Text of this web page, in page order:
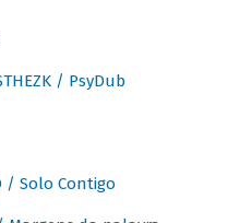
/ PsyDub
/ Solo Contigo